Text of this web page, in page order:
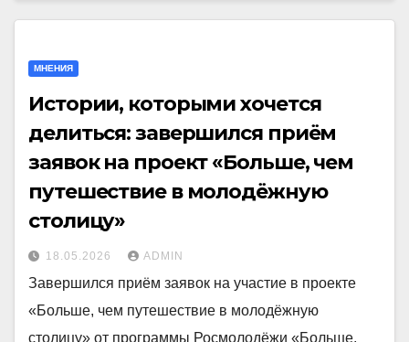
МНЕНИЯ
Истории, которыми хочется
делиться: завершился приём
заявок на проект «Больше, чем
путешествие в молодёжную
столицу»
18.05.2026 ADMIN
Завершился приём заявок на участие в проекте
«Больше, чем путешествие в молодёжную
столицу» от программы Росмолодёжи «Больше,